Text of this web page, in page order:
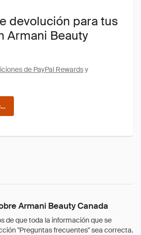
devolución para tus
Armani Beauty
de PayPal Rewardsy
Armani Beauty Canada
de que toda la información que se
"Preguntas frecuentes" sea correcta.